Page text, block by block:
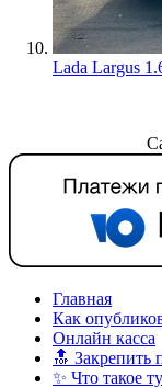
Lada Largus
Главная
Как
Онлайн касса
🔝 Закрепить
✨ Что такое